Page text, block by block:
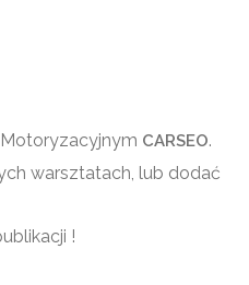
CARSEO.
warsztatach, lub dodać
!